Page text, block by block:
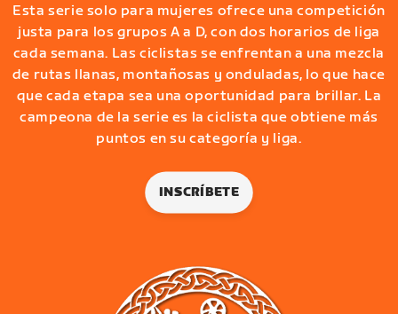
Esta serie solo para mujeres ofrece una competición
justa para los grupos A a D, con dos horarios de liga
cada semana. Las ciclistas se enfrentan a una mezcla
de rutas llanas, montañosas y onduladas, lo que hace
que cada etapa sea una oportunidad para brillar. La
campeona de la serie es la ciclista que obtiene más
puntos en su categoría y liga.
INSCRÍBETE